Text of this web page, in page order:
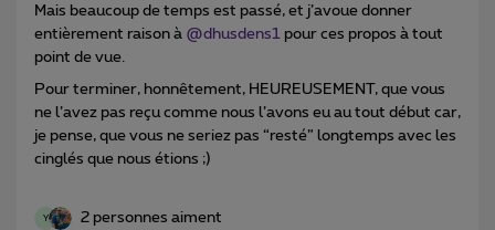
Mais beaucoup de temps est passé, et j’avoue donner
entièrement raison à @dhusdens1 pour ces propos à tout
point de vue.
Pour terminer, honnêtement, HEUREUSEMENT, que vous
ne l’avez pas reçu comme nous l’avons eu au tout début car,
je pense, que vous ne seriez pas “resté” longtemps avec les
cinglés que nous étions ;)
Y 2 personnes aiment